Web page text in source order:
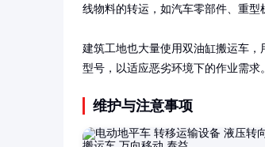
线物料的转运，如汽车零部件、重型
建筑工地也大量使用双油缸搬运车
型号，以适应恶劣环境下的作业需求。
维护与注意事项